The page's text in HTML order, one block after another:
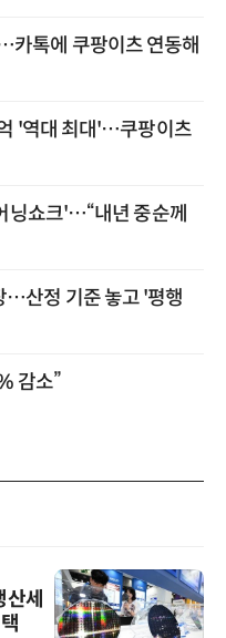
카톡에 쿠팡이츠 연동해
'역대 최대'…쿠팡이츠
닝쇼크'…“내년 중순께
…산정 기준 놓고 '평행
감소”
세